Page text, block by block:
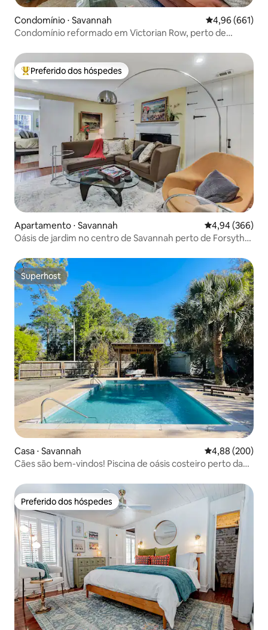
Condomínio ⋅ Savannah 4,96 de uma
4,96 (661)
Condomínio reformado em Victorian Row, perto de
Entre os melhores preferidos dos hóspedes
Preferido dos hóspedes
Apartamento ⋅ Savannah 4,94 de uma
4,94 (366)
Oásis de jardim no centro de Savannah perto de Forsyth
Superhost
Superhost
Casa ⋅ Savannah 4,88 de uma
4,88 (200)
Cães são bem-vindos! Piscina de oásis costeiro perto da
Preferido dos hóspedes
Preferido dos hóspedes